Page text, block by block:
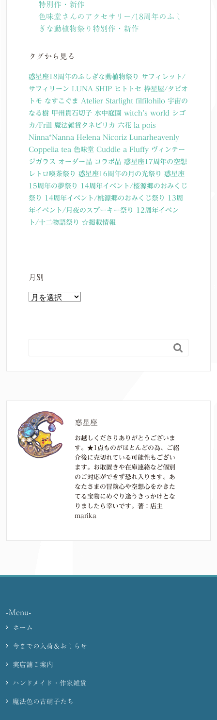
特別作・新作
色味堂さんのアクセサリー/18周年のふし
ぎな動植物祭り特別作・新作
タグから見る
惑星座18周年のふしぎな動植物祭り
サフィレット/
サフィリーン
LUNA SHIP ヒトトセ 枠星屋/タビオ
トモ なすこぐま Atelier Starlight filfilohilo 宇宙の
なる樹 甲州貴石切子 水中庭園 witch’s world
シゴ
カ/Frill
魔法雑貨タネピリカ 六花
la pois
Ninna*Nanna
Helena Nicoriz
Lunarheavenly
Coppelia tea 色味堂 Cuddle a Fluffy ヴィンテー
ジガラス オーダー品 コラボ品 惑星座17周年の空想
レトロ喫茶祭り
惑星座16周年の月の光祭り
惑星座
15周年の夢祭り
14周年イベント/桜源郷のおみくじ
祭り
14周年イベント/桃源郷のおみくじ祭り
13周
年イベント/月夜のスプーキー祭り
12周年イベン
ト/十二物語祭り
☆掲載情報
月別
月

惑星座
お越しくださりありがとうございま
す。★1点ものがほとんどの為、ご紹
介後に売切れている可能性もござい
ます。お取置きや在庫連絡など個別
のご対応ができず恐れ入ります。あ
なたさまの冒険心や空想心をかきた
てる宝物にめぐり逢うきっかけとな
りましたら幸いです。著：店主
marika
-Menu-
ホーム
今までの入荷＆おしらせ
実店舗ご案内
ハンドメイド・作家雑貨
魔法色の古硝子たち